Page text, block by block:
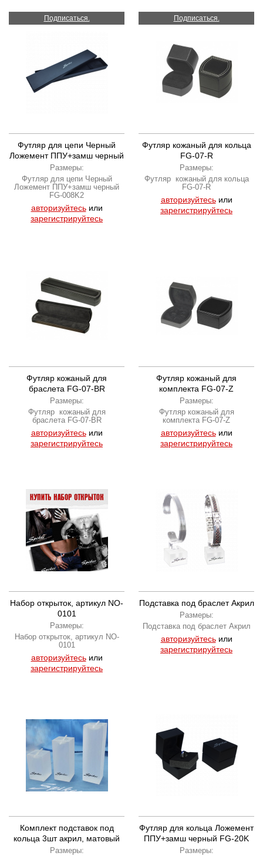
Подписаться.
Футляр для цепи Черный
Ложемент ППУ+замш черный
FG-008K2
Размеры:
Футляр для цепи Черный
Ложемент ППУ+замш черный
FG-008K2
авторизуйтесьили
зарегистрируйтесь
Подписаться.
Футляр кожаный для кольца
FG-07-R
Размеры:
Футляр кожаный для кольца
FG-07-R
авторизуйтесьили
зарегистрируйтесь
Футляр кожаный для
браслета FG-07-BR
Размеры:
Футляр кожаный для
браслета FG-07-BR
авторизуйтесьили
зарегистрируйтесь
Футляр кожаный для
комплекта FG-07-Z
Размеры:
Футляр кожаный для
комплекта FG-07-Z
авторизуйтесьили
зарегистрируйтесь
Набор открыток, артикул NO-
0101
Размеры:
Набор открыток, артикул NO-
0101
авторизуйтесьили
зарегистрируйтесь
Подставка под браслет Акрил
Размеры:
Подставка под браслет Акрил
авторизуйтесьили
зарегистрируйтесь
Комплект подставок под
кольца 3шт акрил, матовый
Размеры:
Футляр для кольца Ложемент
ППУ+замш черный FG-20K
Размеры: